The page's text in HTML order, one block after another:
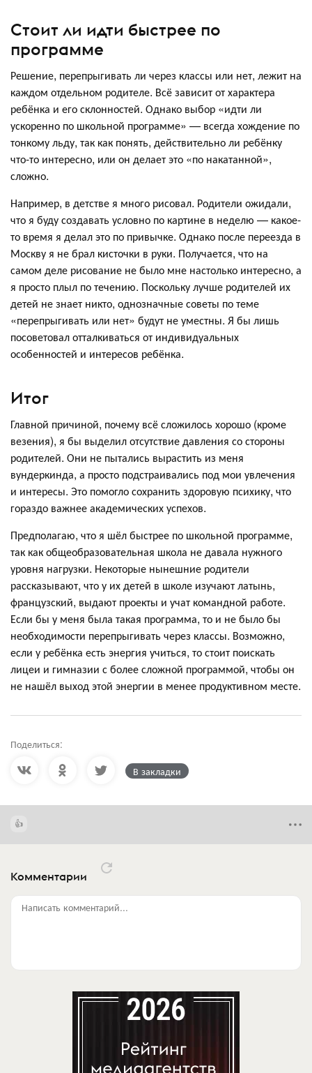
Стоит ли идти быстрее по
программе
Решение, перепрыгивать ли через классы или нет, лежит на
каждом отдельном родителе. Всё зависит от характера
ребёнка и его склонностей. Однако выбор «идти ли
ускоренно по школьной программе» — всегда хождение по
тонкому льду, так как понять, действительно ли ребёнку
что-то интересно, или он делает это «по накатанной»,
сложно.
Например, в детстве я много рисовал. Родители ожидали,
что я буду создавать условно по картине в неделю — какое-
то время я делал это по привычке. Однако после переезда в
Москву я не брал кисточки в руки. Получается, что на
самом деле рисование не было мне настолько интересно, а
я просто плыл по течению. Поскольку лучше родителей их
детей не знает никто, однозначные советы по теме
«перепрыгивать или нет» будут не уместны. Я бы лишь
посоветовал отталкиваться от индивидуальных
особенностей и интересов ребёнка.
Итог
Главной причиной, почему всё сложилось хорошо (кроме
везения), я бы выделил отсутствие давления со стороны
родителей. Они не пытались вырастить из меня
вундеркинда, а просто подстраивались под мои увлечения
и интересы. Это помогло сохранить здоровую психику, что
гораздо важнее академических успехов.
Предполагаю, что я шёл быстрее по школьной программе,
так как общеобразовательная школа не давала нужного
уровня нагрузки. Некоторые нынешние родители
рассказывают, что у их детей в школе изучают латынь,
французский, выдают проекты и учат командной работе.
Если бы у меня была такая программа, то и не было бы
необходимости перепрыгивать через классы. Возможно,
если у ребёнка есть энергия учиться, то стоит поискать
лицеи и гимназии с более сложной программой, чтобы он
не нашёл выход этой энергии в менее продуктивном месте.
Поделиться:
В закладки
Комментарии
Написать комментарий...